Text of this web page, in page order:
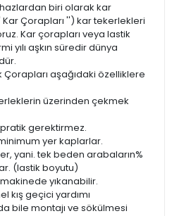
biri olarak kar
Çorapları '') kar tekerlekleri
Kar çorapları veya lastik
yılı aşkın süredir dünya
aşağıdaki özelliklere
üzerinden çekmek
gerektirmez.
yer kaplarlar.
yani. tek beden arabaların%
(lastik boyutu)
yıkanabilir.
kış geçici yardımı
bile montajı ve sökülmesi